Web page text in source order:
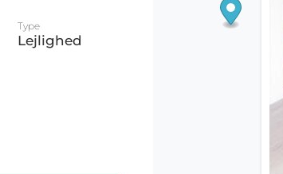
Type
Lejlighed